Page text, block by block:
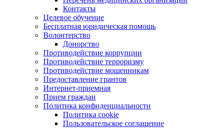
Контакты
Целевое обучение
Бесплатная юридическая помощь
Волонтерство
Донорство
Противодействие коррупции
Противодействие терроризму
Противодействие мошенникам
Предоставление грантов
Интернет-приемная
Прием граждан
Политика конфиденциальности
Политика cookie
Пользовательское соглашение